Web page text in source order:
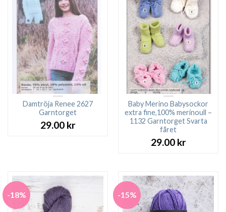
Damtröja Renee 2627
Garntorget
29.00 kr
Baby Merino Babysockor
extra fine,100% merinoull –
1132 Garntorget Svarta
fåret
29.00 kr
-18% -15%